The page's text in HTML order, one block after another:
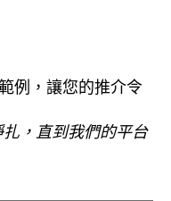
例，讓您的推介令
，直到我們的平台